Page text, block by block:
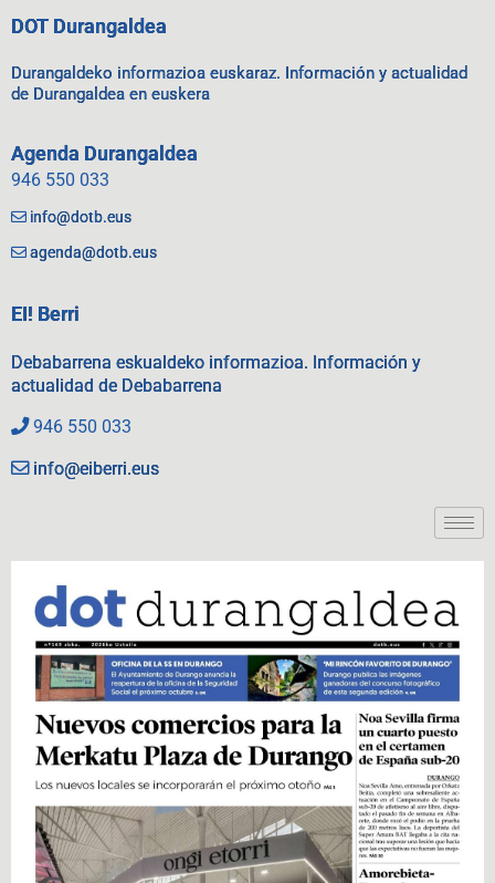
DOT Durangaldea
Durangaldeko informazioa euskaraz. Información y actualidad
de Durangaldea en euskera
Agenda Durangaldea
946 550 033
info@dotb.eus
agenda@dotb.eus
EI! Berri
Debabarrena eskualdeko informazioa. Información y
actualidad de Debabarrena
946 550 033
info@eiberri.eus